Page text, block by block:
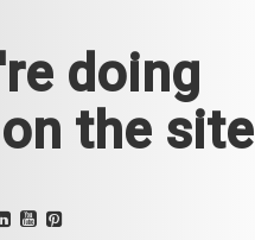
doing
the site